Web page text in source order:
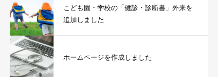
こども園・学校の「健診・診断書」外来を
追加しました
ホームページを作成しました